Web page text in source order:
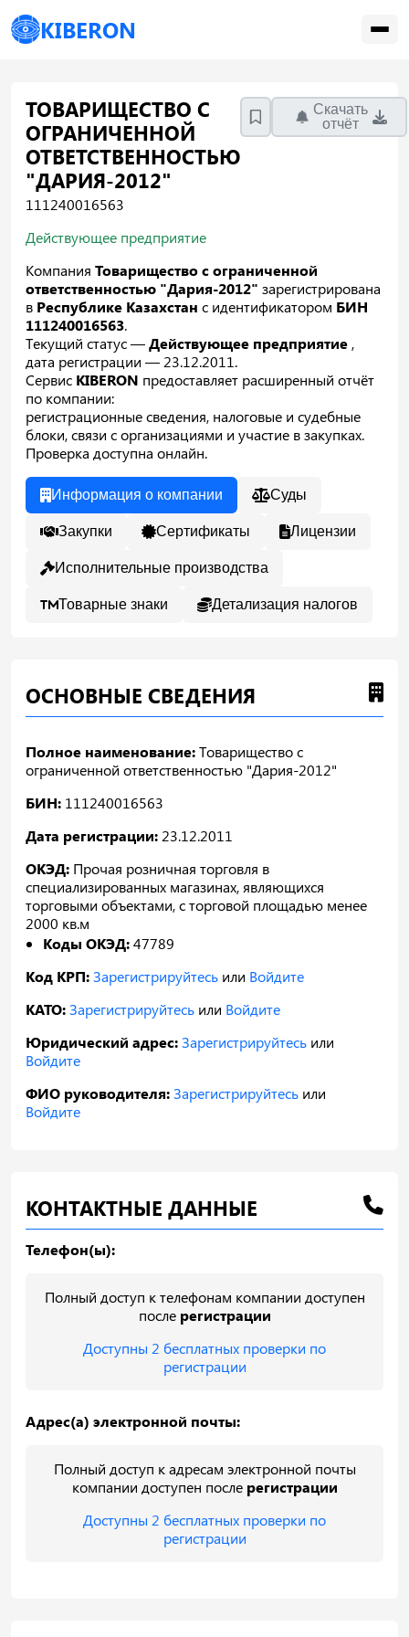
KIBERON
ТОВАРИЩЕСТВО С
ОГРАНИЧЕННОЙ
ОТВЕТСТВЕННОСТЬЮ
"ДАРИЯ-2012"
111240016563
Скачать
отчёт
Действующее предприятие
Компания Товарищество с ограниченной
ответственностью "Дария-2012" зарегистрирована
в Республике Казахстан с идентификатором БИН
111240016563.
Текущий статус —Действующее предприятие ,
дата регистрации — 23.12.2011.
Сервис KIBERON предоставляет расширенный отчёт
по компании:
регистрационные сведения, налоговые и судебные
блоки, связи с организациями и участие в закупках.
Проверка доступна онлайн.
Информация о компании Суды
Закупки Сертификаты Лицензии
Исполнительные производства
Товарные знаки Детализация налогов
ОСНОВНЫЕ СВЕДЕНИЯ
Полное наименование:Товарищество с
ограниченной ответственностью "Дария-2012"
БИН: 111240016563
Дата регистрации: 23.12.2011
ОКЭД: Прочая розничная торговля в
специализированных магазинах, являющихся
торговыми объектами, с торговой площадью менее
2000 кв.м
Коды ОКЭД:47789
Код КРП:Зарегистрируйтесь или Войдите
КАТО:Зарегистрируйтесь или Войдите
Юридический адрес:Зарегистрируйтесь или
Войдите
ФИО руководителя:Зарегистрируйтесь или
Войдите
КОНТАКТНЫЕ ДАННЫЕ
Телефон(ы):
Полный доступ к телефонам компании доступен
после регистрации
Доступны 2 бесплатных проверки по
регистрации
Адрес(а) электронной почты:
Полный доступ к адресам электронной почты
компании доступен после регистрации
Доступны 2 бесплатных проверки по
регистрации